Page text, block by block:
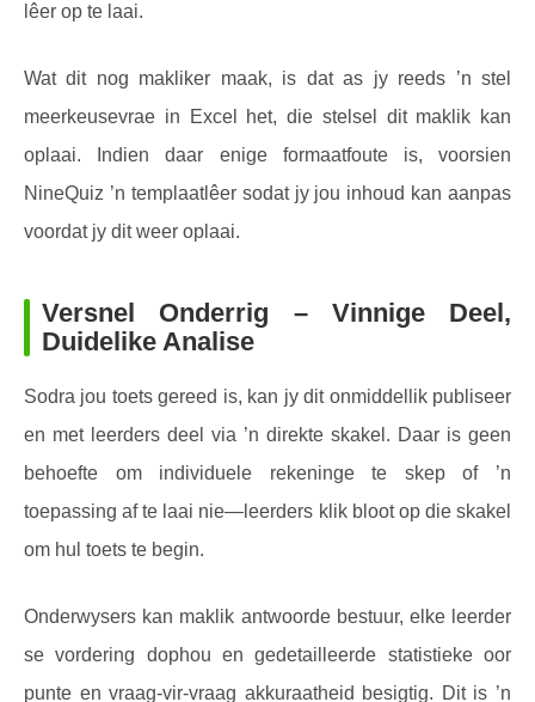
lêer op te laai.
Wat dit nog makliker maak, is dat as jy reeds ’n stel
meerkeusevrae in Excel het, die stelsel dit maklik kan
oplaai. Indien daar enige formaatfoute is, voorsien
NineQuiz ’n templaatlêer sodat jy jou inhoud kan aanpas
voordat jy dit weer oplaai.
Versnel Onderrig – Vinnige Deel,
Duidelike Analise
Sodra jou toets gereed is, kan jy dit onmiddellik publiseer
en met leerders deel via ’n direkte skakel. Daar is geen
behoefte om individuele rekeninge te skep of ’n
toepassing af te laai nie—leerders klik bloot op die skakel
om hul toets te begin.
Onderwysers kan maklik antwoorde bestuur, elke leerder
se vordering dophou en gedetailleerde statistieke oor
punte en vraag-vir-vraag akkuraatheid besigtig. Dit is ’n